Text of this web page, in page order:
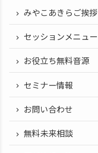
みやこあきらご挨拶
セッションメニュー
お役立ち無料音源
セミナー情報
お問い合わせ
無料未来相談